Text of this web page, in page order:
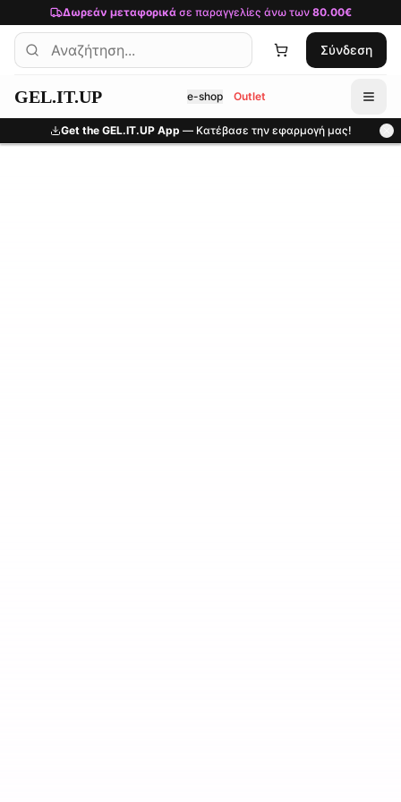
Μετάβαση στο κύριο περιεχόμενο
Δωρεάν μεταφορικάσε παραγγελίες άνω των 80.00€
Σύνδεση
GEL.IT.UP e-shop Outlet
Get the GEL.IT.UP App — Κατέβασε την εφαρμογή μας!